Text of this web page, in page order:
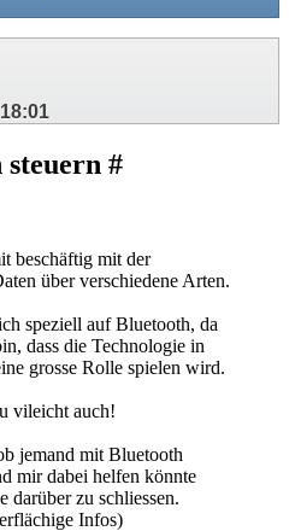
18:01
#
beschäftig mit der
über verschiedene Arten.
speziell auf Bluetooth, da
dass die Technologie in
grosse Rolle spielen wird.
vileicht auch!
jemand mit Bluetooth
mir dabei helfen könnte
darüber zu schliessen.
Infos)